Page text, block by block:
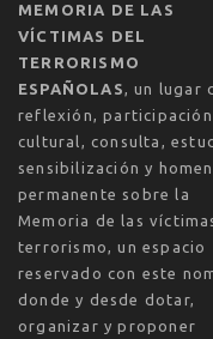
MEMORIA DE LAS
VÍCTIMAS DEL
TERRORISMO
ESPAÑOLAS, un lugar
reflexión, participación
cultural, consulta,
sensibilización y
permanente sobre la
Memoria de las
terrorismo, un espacio
reservado con este
donde y desde dotar,
organizar y proponer